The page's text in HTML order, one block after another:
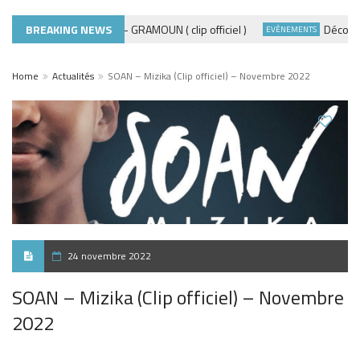
BREAKING NEWS
MUSIQUE 974 ADE440 – GRAMOUN ( clip officiel ) EVÈNEMENTS Découvre
Home Actualités SOAN – Mizika (Clip officiel) – Novembre 2022
24 novembre 2022
SOAN – Mizika (Clip officiel) – Novembre
2022